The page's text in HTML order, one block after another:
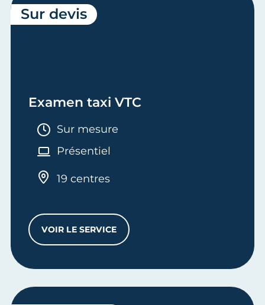
Examen taxi VTC
Durée :
Sur mesure
Présentiel
19 centres
VOIR LE SERVICEEXAMEN TAXI VTC
Sur devis